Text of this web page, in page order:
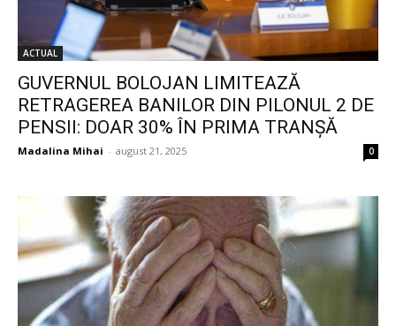
ACTUAL
GUVERNUL BOLOJAN LIMITEAZĂ
RETRAGEREA BANILOR DIN PILONUL 2 DE
PENSII: DOAR 30% ÎN PRIMA TRANȘĂ
Madalina Mihai - august 21, 2025 0